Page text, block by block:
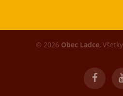
© 2026 Obec Ladce,